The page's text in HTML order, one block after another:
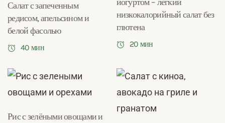
Салат с запеченным
редисом, апельсином и
белой фасолью
40 мин
низкокалорийный салат без
глютена
20 мин
Рис с зелёными овощами и